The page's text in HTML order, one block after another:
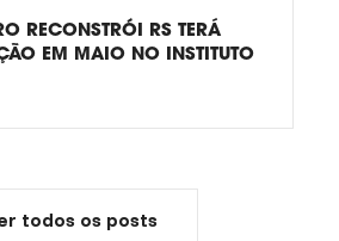
RECONSTRÓI RS TERÁ
EM MAIO NO INSTITUTO
todos os posts